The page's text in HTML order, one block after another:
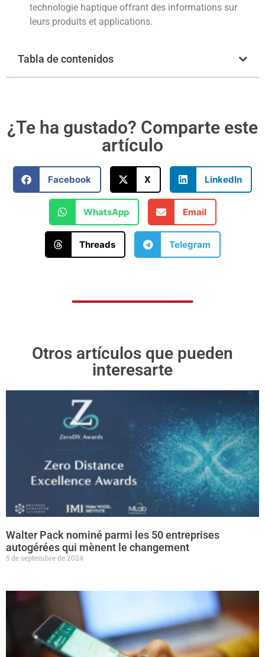
technologie haptique offrant des informations sur
leurs produits et applications.
Tabla de contenidos
¿Te ha gustado? Comparte este
artículo
Facebook X LinkedIn
WhatsApp Email
Threads Telegram
Otros artículos que pueden
interesarte
Walter Pack nominé parmi les 50 entreprises
autogérées qui mènent le changement
5 de septembre de 2024